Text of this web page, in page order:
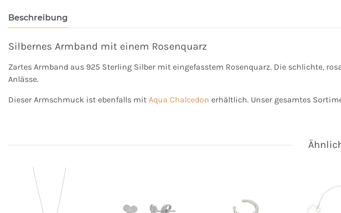
Beschreibung
Silbernes Armband mit einem Rosenquarz
Zartes Armband aus 925 Sterling Silber mit eingefasstem Rosenquarz. Die schlichte,
Anlässe.
Dieser Armschmuck ist ebenfalls mit Aqua Chalcedon erhältlich. Unser gesamtes